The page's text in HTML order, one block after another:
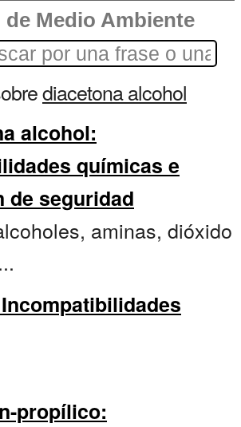
de Medio Ambiente
diacetona alcohol
alcohol:
químicas e
de seguridad
aminas, dióxido
propílico: